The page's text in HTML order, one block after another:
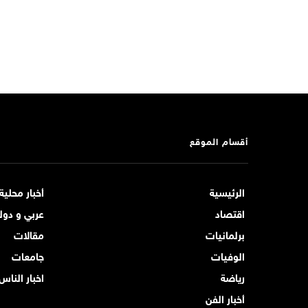
أقسام الموقع
الرئيسية
أخبار
اقتصاد
عربي و
برلمانيات
مقالات
الوفيات
جامعات
رياضة
اخبار
أخبار الفن